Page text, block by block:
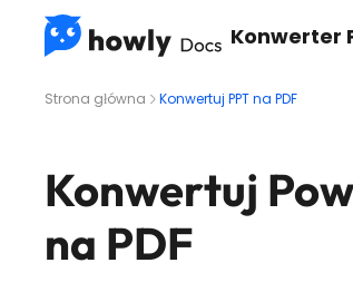
Konwerter
Strona główna Konwertuj PPT na PDF
Konwertuj
na PDF